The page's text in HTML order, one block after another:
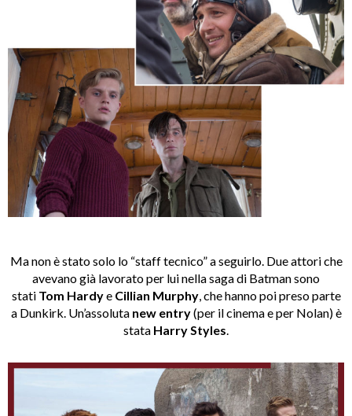
Ma non è stato solo lo “staff tecnico” a seguirlo. Due attori che
avevano già lavorato per lui nella saga di Batman sono
stati Tom Hardye Cillian Murphy, che hanno poi preso parte
a Dunkirk. Un’assoluta new entry(per il cinema e per Nolan) è
stata Harry Styles.